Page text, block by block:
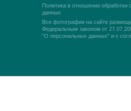
Политика в отношении обработки
данных
Все фотографии на сайте
Федеральным законом от
"О персональных данных" и с